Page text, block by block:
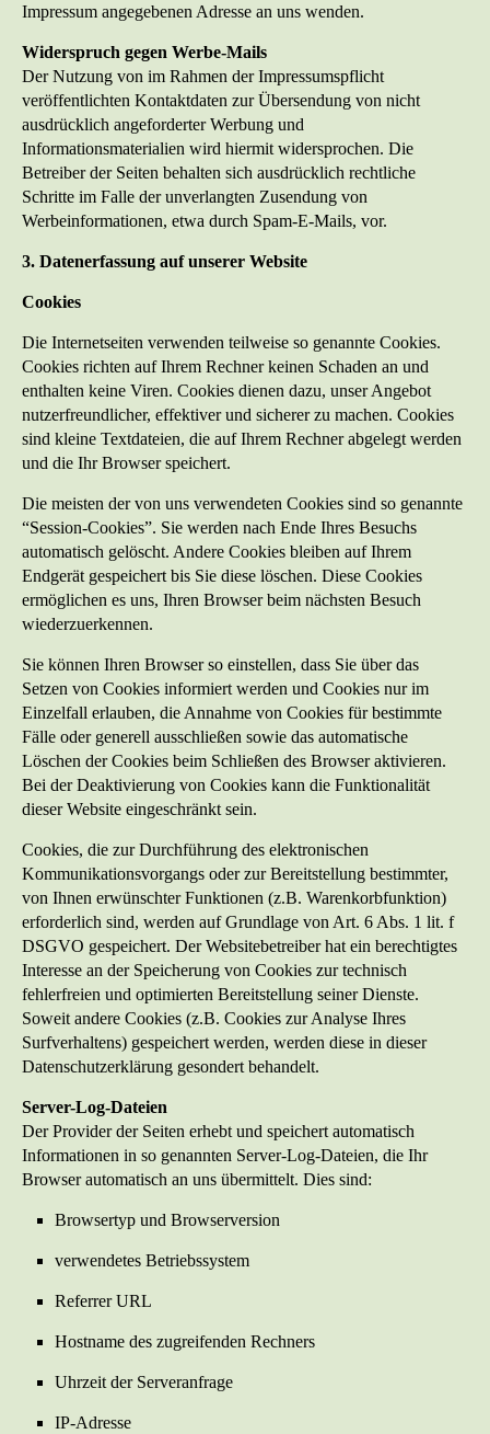
Impressum angegebenen Adresse an uns wenden.
Widerspruch gegen Werbe-Mails
Der Nutzung von im Rahmen der Impressumspflicht
veröffentlichten Kontaktdaten zur Übersendung von nicht
ausdrücklich angeforderter Werbung und
Informationsmaterialien wird hiermit widersprochen. Die
Betreiber der Seiten behalten sich ausdrücklich rechtliche
Schritte im Falle der unverlangten Zusendung von
Werbeinformationen, etwa durch Spam-E-Mails, vor.
3. Datenerfassung auf unserer Website
Cookies
Die Internetseiten verwenden teilweise so genannte Cookies.
Cookies richten auf Ihrem Rechner keinen Schaden an und
enthalten keine Viren. Cookies dienen dazu, unser Angebot
nutzerfreundlicher, effektiver und sicherer zu machen. Cookies
sind kleine Textdateien, die auf Ihrem Rechner abgelegt werden
und die Ihr Browser speichert.
Die meisten der von uns verwendeten Cookies sind so genannte
“Session-Cookies”. Sie werden nach Ende Ihres Besuchs
automatisch gelöscht. Andere Cookies bleiben auf Ihrem
Endgerät gespeichert bis Sie diese löschen. Diese Cookies
ermöglichen es uns, Ihren Browser beim nächsten Besuch
wiederzuerkennen.
Sie können Ihren Browser so einstellen, dass Sie über das
Setzen von Cookies informiert werden und Cookies nur im
Einzelfall erlauben, die Annahme von Cookies für bestimmte
Fälle oder generell ausschließen sowie das automatische
Löschen der Cookies beim Schließen des Browser aktivieren.
Bei der Deaktivierung von Cookies kann die Funktionalität
dieser Website eingeschränkt sein.
Cookies, die zur Durchführung des elektronischen
Kommunikationsvorgangs oder zur Bereitstellung bestimmter,
von Ihnen erwünschter Funktionen (z.B. Warenkorbfunktion)
erforderlich sind, werden auf Grundlage von Art. 6 Abs. 1 lit. f
DSGVO gespeichert. Der Websitebetreiber hat ein berechtigtes
Interesse an der Speicherung von Cookies zur technisch
fehlerfreien und optimierten Bereitstellung seiner Dienste.
Soweit andere Cookies (z.B. Cookies zur Analyse Ihres
Surfverhaltens) gespeichert werden, werden diese in dieser
Datenschutzerklärung gesondert behandelt.
Server-Log-Dateien
Der Provider der Seiten erhebt und speichert automatisch
Informationen in so genannten Server-Log-Dateien, die Ihr
Browser automatisch an uns übermittelt. Dies sind:
Browsertyp und Browserversion
verwendetes Betriebssystem
Referrer URL
Hostname des zugreifenden Rechners
Uhrzeit der Serveranfrage
IP-Adresse